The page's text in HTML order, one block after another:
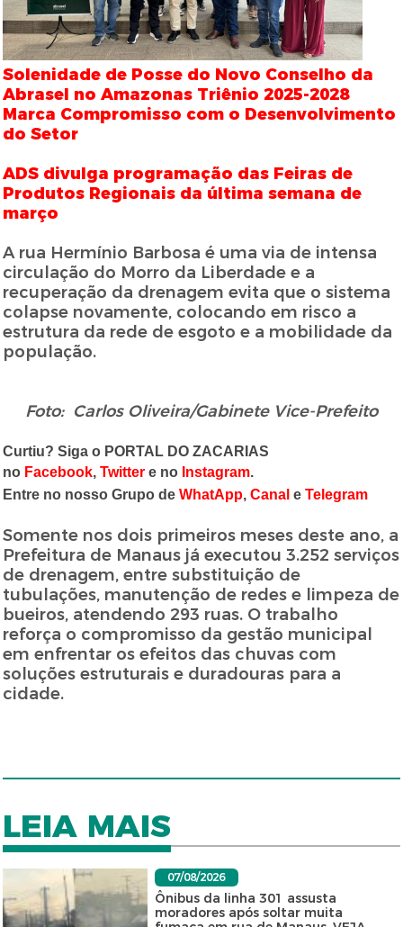
Solenidade de Posse do Novo Conselho da
Abrasel no Amazonas Triênio 2025-2028
Marca Compromisso com o Desenvolvimento
do Setor
ADS divulga programação das Feiras de
Produtos Regionais da última semana de
março
A rua Hermínio Barbosa é uma via de intensa
circulação do Morro da Liberdade e a
recuperação da drenagem evita que o sistema
colapse novamente, colocando em risco a
estrutura da rede de esgoto e a mobilidade da
população.
Foto: Carlos Oliveira/Gabinete Vice-Prefeito
Curtiu? Siga o PORTAL DO ZACARIAS
no Facebook,Twitter e no Instagram.
Entre no nosso Grupo deWhatApp,Canal eTelegram
Somente nos dois primeiros meses deste ano, a
Prefeitura de Manaus já executou 3.252 serviços
de drenagem, entre substituição de
tubulações, manutenção de redes e limpeza de
bueiros, atendendo 293 ruas. O trabalho
reforça o compromisso da gestão municipal
em enfrentar os efeitos das chuvas com
soluções estruturais e duradouras para a
cidade.
LEIA MAIS
07/08/2026
Ônibus da linha 301 assusta
moradores após soltar muita